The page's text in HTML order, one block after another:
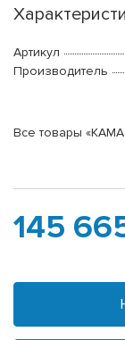
Артикул
Производитель
Все товары
145